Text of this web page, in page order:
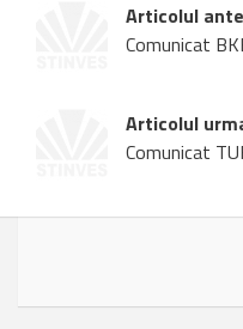
Articolul
Comunicat
Articolul
Comunicat